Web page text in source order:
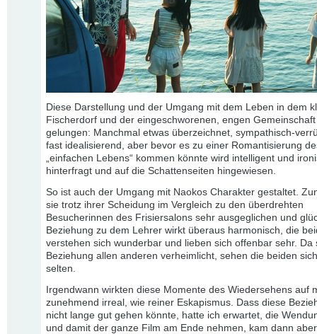
Diese Darstellung und der Umgang mit dem Leben in dem
Fischerdorf und der eingeschworenen, engen
gelungen: Manchmal etwas überzeichnet, sympathisch-
fast idealisierend, aber bevor es zu einer Romantisierung
„einfachen Lebens“ kommen könnte wird intelligent und
hinterfragt und auf die Schattenseiten hingewiesen.
So ist auch der Umgang mit Naokos Charakter gestaltet.
sie trotz ihrer Scheidung im Vergleich zu den überdrehten
Besucherinnen des Frisiersalons sehr ausgeglichen und
Beziehung zu dem Lehrer wirkt überaus harmonisch, die
verstehen sich wunderbar und lieben sich offenbar sehr. Da
Beziehung allen anderen verheimlicht, sehen die beiden
selten.
Irgendwann wirkten diese Momente des Wiedersehens auf
zunehmend irreal, wie reiner Eskapismus. Dass diese
nicht lange gut gehen könnte, hatte ich erwartet, die
und damit der ganze Film am Ende nehmen, kam dann